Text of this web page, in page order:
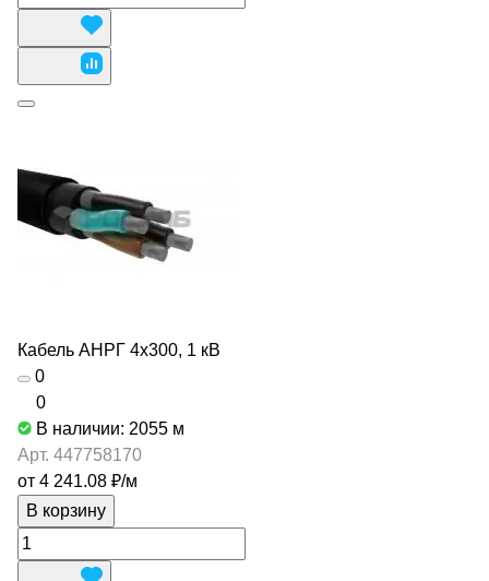
Кабель АНРГ 4х300, 1 кВ
0
0
В наличии: 2055 м
Арт. 447758170
от 4 241.08 ₽/м
В корзину